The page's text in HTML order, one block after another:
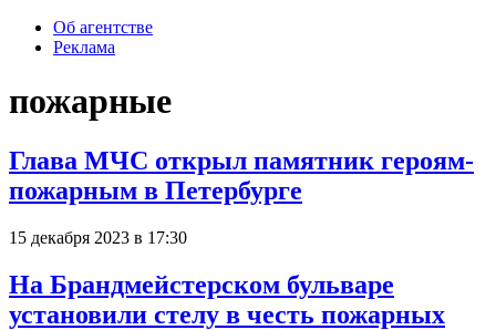
Об агентстве
Реклама
пожарные
Глава МЧС открыл памятник героям-
пожарным в Петербурге
15 декабря 2023 в 17:30
На Брандмейстерском бульваре
установили стелу в честь пожарных